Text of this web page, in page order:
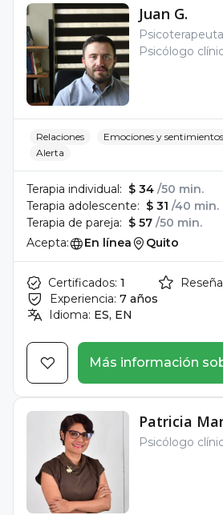
Juan G.
Psicoterapeuta
Psicólogo
Relaciones Emociones y sentimientos
Alerta
Terapia individual: $ 34 /50 min.
Terapia adolescente: $ 31 /40 min.
Terapia de pareja: $ 57 /50 min.
Acepta:
En línea Quito
Certificados: 1
Experiencia: 7 años
Idioma: ES, EN
Más información
Patricia
Psicólogo